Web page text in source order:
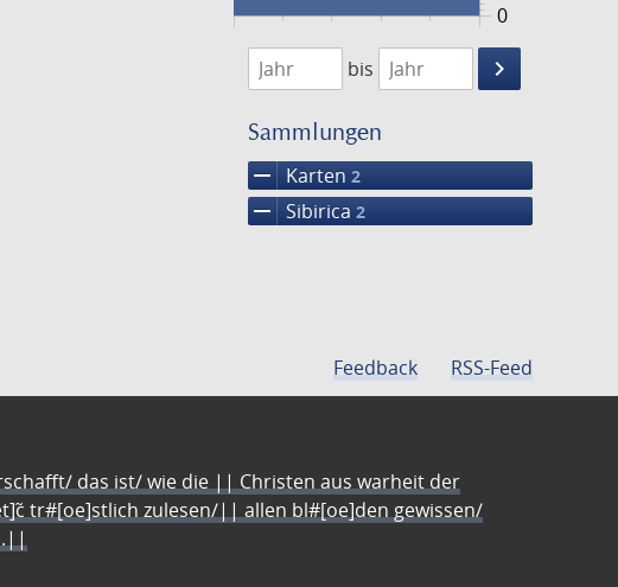
0
1779
1780
bis
keyboard_arrow_right
Suche
Sammlungen
remove Karten 2
remove Sibirica 2
Feedback RSS-Feed
das ist/ wie die || Christen aus warheit der
tr#[oe]stlich zulesen/|| allen bl#[oe]den gewissen/